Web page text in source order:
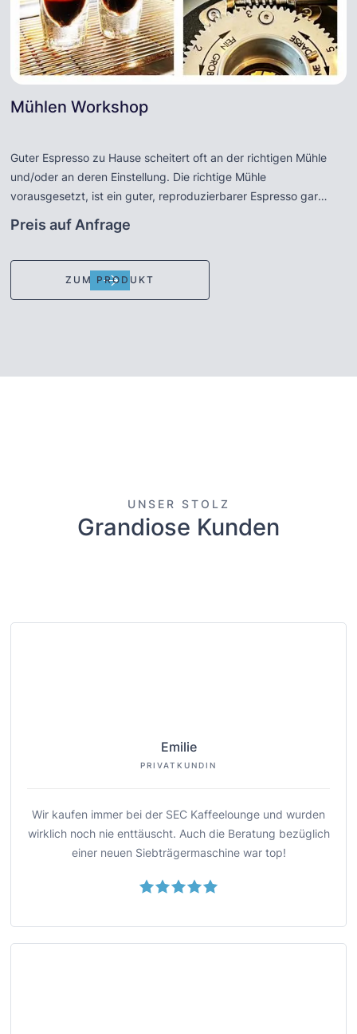
Mühlen Workshop
Guter Espresso zu Hause scheitert oft an der richtigen Mühle
und/oder an deren Einstellung. Die richtige Mühle
vorausgesetzt, ist ein guter, reproduzierbarer Espresso gar
die funktionsweise einer Mühle erklären - Einstellung und
Auswirkungen bei Verwendung verschiedener Sorten und
Mischungen. Nach Absprache auch an Ihrer eigenen Mühle !
Preis auf Anfrage
ZUM PRODUKT
UNSER STOLZ
Grandiose Kunden
Emilie
PRIVATKUNDIN
Wir kaufen immer bei der SEC Kaffeelounge und wurden
wirklich noch nie enttäuscht. Auch die Beratung bezüglich
einer neuen Siebträgermaschine war top!